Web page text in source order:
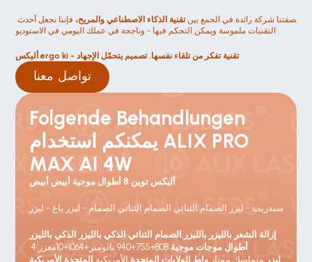
بصفتنا شركة رائدة في الجمع بين تقنية الذكاء الاصطناعي والمريح،
فإننا نجعل أحدث
التقنيات ملموسة ويمكن التحكم فيها - وناجحة في عملك اليومي في الاستوديو
أليكس ergo ki - تقنية تفكر من تلقاء نفسها. تصميم يتحمّل الإجهاد
تواصل معنا
Folgende Behandlungen
يمكنكم استخدام ALIX PRO
MAX AI 4W
أليكس توين 8 أطوال موجية أبيض أبيض
إزالة الشعر بالليزر بالليزر الصمام الثنائي الذكي بالليزر الذكي بالليزر
4
أطوال موجات موجية
ليزر متماسك ممتاز واط الولايات المتحدة الأمريكية المتحدة الأمريكية